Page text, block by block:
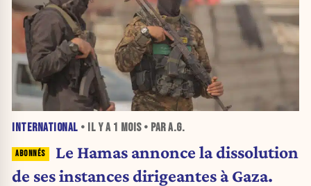
INTERNATIONAL • IL Y A 1 MOIS• PAR A.G.
Le Hamas annonce la dissolution
de ses instances dirigeantes à Gaza.